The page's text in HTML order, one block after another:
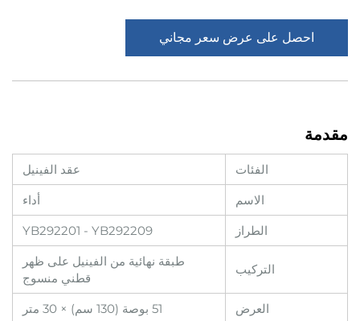
احصل على عرض سعر مجاني
مقدمة
الفئات
عقد الفينيل
الاسم
أداء
الطراز
YB292201 - YB292209
التركيب
طبقة نهائية من الفينيل على ظهر
قطني منسوج
العرض
51 بوصة (130 سم) × 30 متر